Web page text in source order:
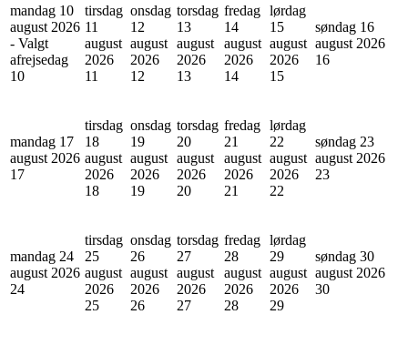
mandag 10
august 2026
- Valgt
afrejsedag
10
tirsdag
11
august
2026
11
onsdag
12
august
2026
12
torsdag
13
august
2026
13
fredag
14
august
2026
14
lørdag
15
august
2026
15
søndag 16
august 2026
16
mandag 17
august 2026
17
tirsdag
18
august
2026
18
onsdag
19
august
2026
19
torsdag
20
august
2026
20
fredag
21
august
2026
21
lørdag
22
august
2026
22
søndag 23
august 2026
23
mandag 24
august 2026
24
tirsdag
25
august
2026
25
onsdag
26
august
2026
26
torsdag
27
august
2026
27
fredag
28
august
2026
28
lørdag
29
august
2026
29
søndag 30
august 2026
30